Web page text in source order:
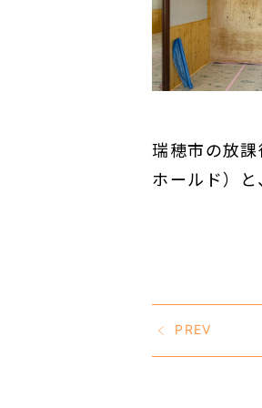
瑞穂市の放
ホールド）
PREV